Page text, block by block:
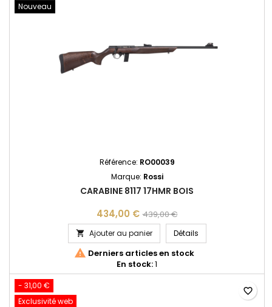
Nouveau
Référence: RO00039
Marque: Rossi
CARABINE 8117 17HMR BOIS
434,00 € 439,00 €
 Ajouter au panier DétailsCARABINE 8117
 Derniers articles en stock
En stock:1
- 31,00 €
Exclusivité web
favorite_border